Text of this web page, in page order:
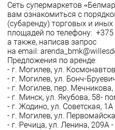
Сеть супермаркетов
вам ознакомиться с
(субаренду) торговых и иных
площадей по телефону:
а также, написав запрос
на email:
Предложения по аренде:
- г. Могилев, ул.
- г. Могилев, ул. Бонч-
- г. Могилев, пер.
- г. Минск, ул. Якубова, 58-
- г. Жодино, ул. Советская,
- г. Могилев, ул.
- г. Речица, ул. Ленина, 209А